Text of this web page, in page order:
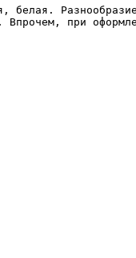
Впрочем, при